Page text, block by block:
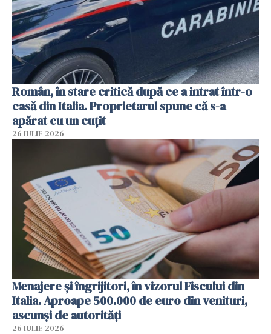
Român, în stare critică după ce a intrat într-o
casă din Italia. Proprietarul spune că s-a
apărat cu un cuțit
26 IULIE 2026
Menajere și îngrijitori, în vizorul Fiscului din
Italia. Aproape 500.000 de euro din venituri,
ascunși de autorități
26 IULIE 2026